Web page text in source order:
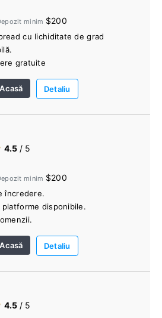
minim $200
cu lichiditate de grad
gratuite
comision disponibilă.
tranzacționabile cu asistență
de tranzacționare valutară
Socială (MyFXbook
Tranzacționarea API și conturile
Acasă Detaliu
4.5 / 5
minim $200
încredere.
disponibile.
tranzacționabile.
Acasă Detaliu
4.5 / 5